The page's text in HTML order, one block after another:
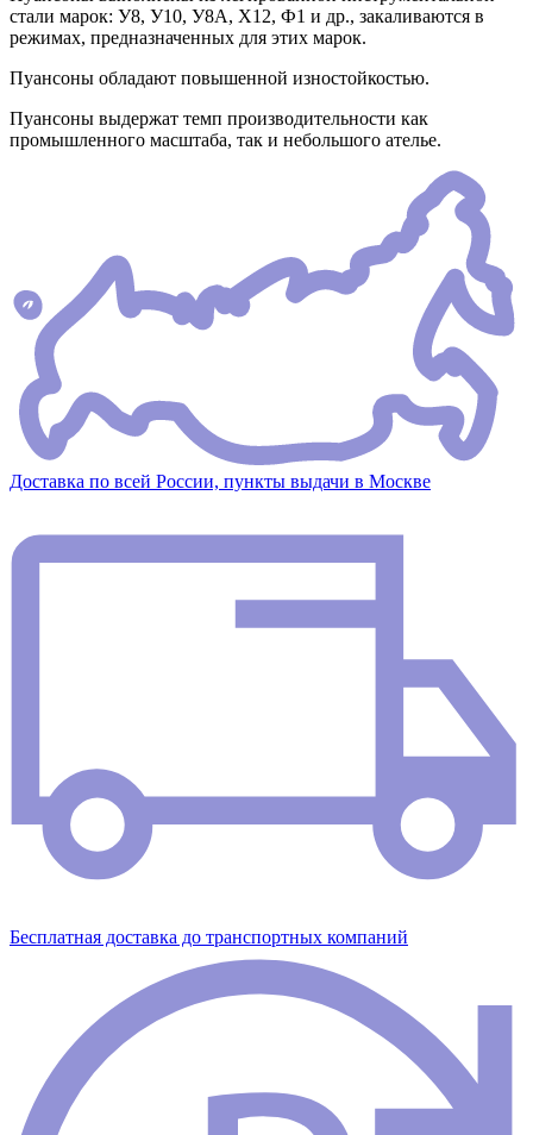
стали марок: У8, У10, У8А, Х12, Ф1 и др., закаливаются в
режимах, предназначенных для этих марок.
Пуансоны обладают повышенной изностойкостью.
Пуансоны выдержат темп производительности как
промышленного масштаба, так и небольшого ателье.
Доставка по всей России, пункты выдачи в Москве
Бесплатная доставка до транспортных компаний